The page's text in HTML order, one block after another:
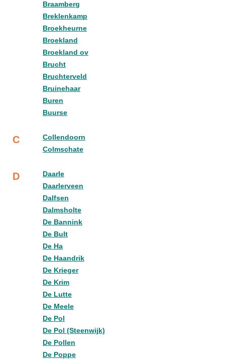
Braamberg
Breklenkamp
Broekheurne
Broekland
Broekland ov
Brucht
Bruchterveld
Bruinehaar
Buren
Buurse
C
Collendoorn
Colmschate
D
Daarle
Daarlerveen
Dalfsen
Dalmsholte
De Bannink
De Bult
De Ha
De Haandrik
De Krieger
De Krim
De Lutte
De Meele
De Pol
De Pol (Steenwijk)
De Pollen
De Poppe